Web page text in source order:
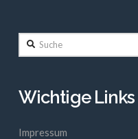
Suche
Wichtige Links
Impressum